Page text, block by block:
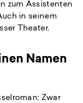
zum Assistenten
in seinem
Theater.
Namen
Zwar